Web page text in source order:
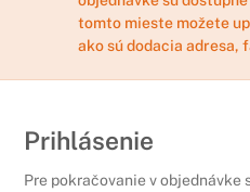
tomto mieste možete
ako sú dodacia adresa,
Prihlásenie
Pre pokračovanie v objednávke